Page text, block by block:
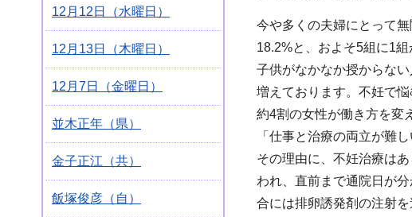
12月12日（水曜日）
12月13日（木曜日）
12月7日（金曜日）
並木正年（県）
金子正江（共）
飯塚俊彦（自）
今や多くの夫婦にとって
18.2%と、およそ5組に1
子供がなかなか授からな
増えております。不妊で
約4割の女性が働き方を変
「仕事と治療の両立が難
その理由に、不妊治療は
われ、直前まで通院日が
合には排卵誘発剤の注射